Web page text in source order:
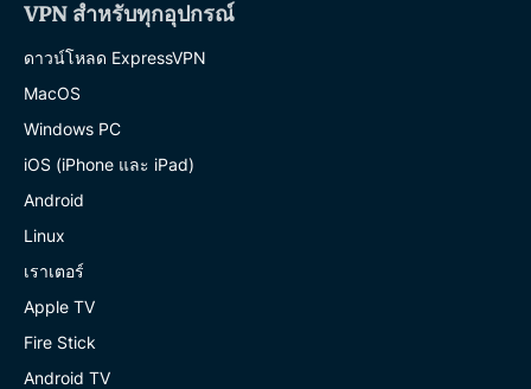
VPN สำหรับทุกอุปกรณ์
ดาวน์โหลด ExpressVPN
MacOS
Windows PC
iOS (iPhone และ iPad)
Android
Linux
เราเตอร์
Apple TV
Fire Stick
Android TV